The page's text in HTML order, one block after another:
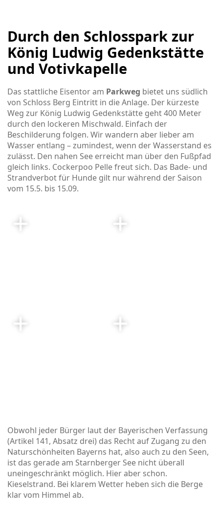
Durch den Schlosspark zur
König Ludwig Gedenkstätte
und Votivkapelle
Das stattliche Eisentor am Parkweg bietet uns südlich
von Schloss Berg Eintritt in die Anlage. Der kürzeste
Weg zur König Ludwig Gedenkstätte geht 400 Meter
durch den lockeren Mischwald. Einfach der
Beschilderung folgen. Wir wandern aber lieber am
Wasser entlang – zumindest, wenn der Wasserstand es
zulässt. Den nahen See erreicht man über den Fußpfad
gleich links. Cockerpoo Pelle freut sich. Das Bade- und
Strandverbot für Hunde gilt nur während der Saison
vom 15.5. bis 15.09.
Obwohl jeder Bürger laut der Bayerischen Verfassung
(Artikel 141, Absatz drei) das Recht auf Zugang zu den
Naturschönheiten Bayerns hat, also auch zu den Seen,
ist das gerade am Starnberger See nicht überall
uneingeschränkt möglich. Hier aber schon.
Kieselstrand. Bei klarem Wetter heben sich die Berge
klar vom Himmel ab.